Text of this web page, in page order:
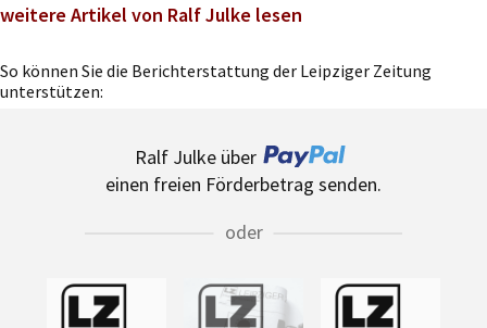
weitere Artikel von Ralf Julke lesen
So können Sie die Berichterstattung der Leipziger Zeitung
unterstützen:
Ralf Julke über
einen freien Förderbetrag senden.
oder